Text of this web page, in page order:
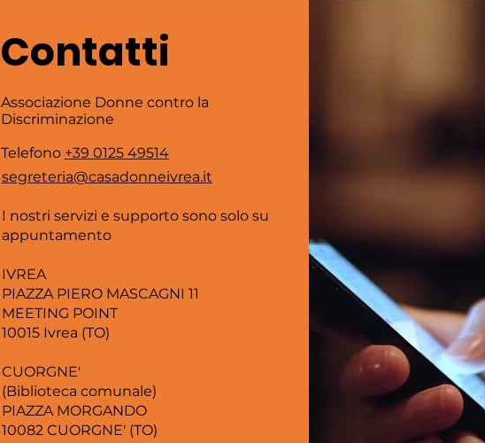
Contatti
Associazione Donne contro la
Discriminazione
Telefono +39 0125 49514
segreteria@casadonneivrea.it
I nostri servizi e supporto sono solo su
appuntamento
IVREA
PIAZZA PIERO MASCAGNI 11
MEETING POINT
10015 Ivrea (TO)
CUORGNE'
(Biblioteca comunale)
PIAZZA MORGANDO
10082 CUORGNE' (TO)